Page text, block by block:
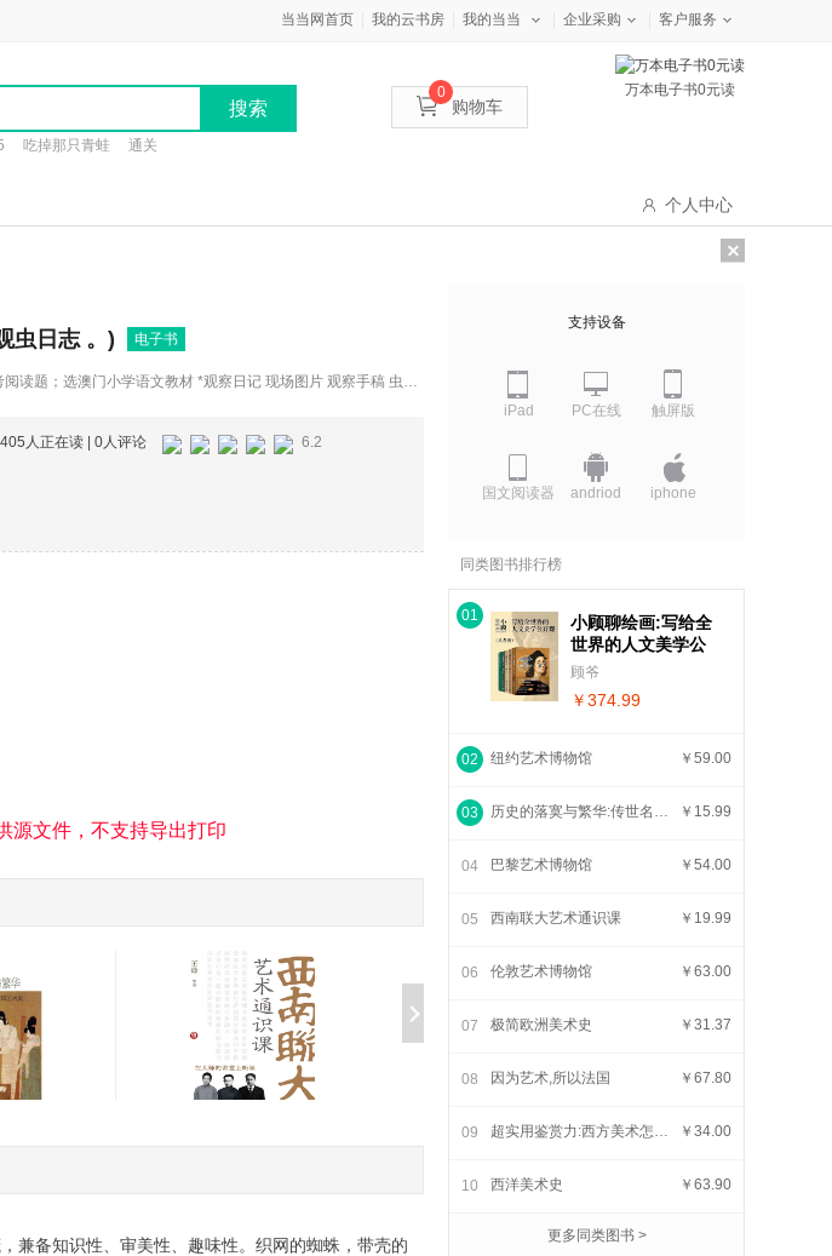
当当网首页 我的云书房 我的当当 企业采购 客户服务
万本电子书0元读
搜索
吃掉那只青蛙 通关
购物车
0
个人中心
虫日志 。) 电子书
读题；选澳门小学语文教材 *观察日记 现场图片 观察手稿 虫子
人正在读 | 0人评论 6.2
源文件，不支持导出打印
因为艺术,所以法
兼备知识性、审美性、趣味性。织网的蜘蛛，带壳的
支持设备
iPad PC在线 触屏版
国文阅读器 andriod iphone
同类图书排行榜
01
小顾聊绘画:写给全
世界的人文美学公
开课(共5册)
顾爷
￥374.99
02 纽约艺术博物馆 ￥59.00
03 历史的落寞与繁华:传世名画背后的中国艺术史 ￥15.99
04 巴黎艺术博物馆 ￥54.00
05 西南联大艺术通识课 ￥19.99
06 伦敦艺术博物馆 ￥63.00
07 极简欧洲美术史 ￥31.37
08 因为艺术,所以法国 ￥67.80
09 超实用鉴赏力:西方美术怎么看 ￥34.00
10 西洋美术史 ￥63.90
更多同类图书 >